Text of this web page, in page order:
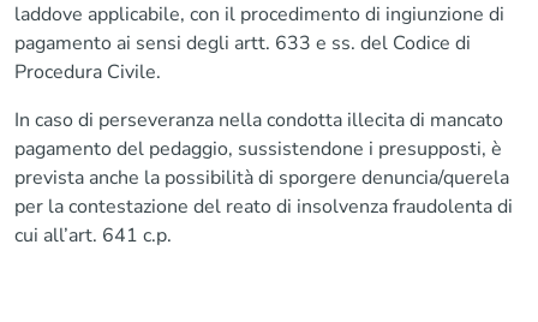
laddove applicabile, con il procedimento di ingiunzione di
pagamento ai sensi degli artt. 633 e ss. del Codice di
Procedura Civile.
In caso di perseveranza nella condotta illecita di mancato
pagamento del pedaggio, sussistendone i presupposti, è
prevista anche la possibilità di sporgere denuncia/querela
per la contestazione del reato di insolvenza fraudolenta di
cui all’art. 641 c.p.